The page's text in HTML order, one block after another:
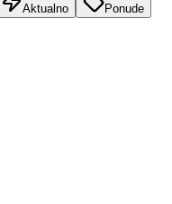
Aktualno Ponude